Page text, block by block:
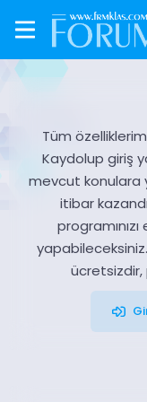
Tüm
Kaydolup giriş
mevcut konulara
itibar
ücretsizdir,